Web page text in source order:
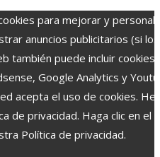
para mejorar y
anuncios publicitarios (si los
también puede incluir cookies
Google Analytics y
acepta el uso de cookies.
de privacidad. Haga clic en el
Política de privacidad.